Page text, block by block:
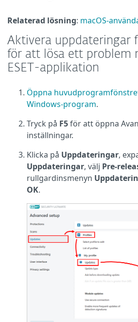
Relaterad lösning: macOS-
Aktivera uppdateringar
för att lösa ett problem
ESET-applikation
Öppna
Windows-program.
Tryck på F5för att öppna
inställningar.
Klicka på Uppdateringar,
Uppdateringar, välj Pre-
rullgardinsmenyn
OK.